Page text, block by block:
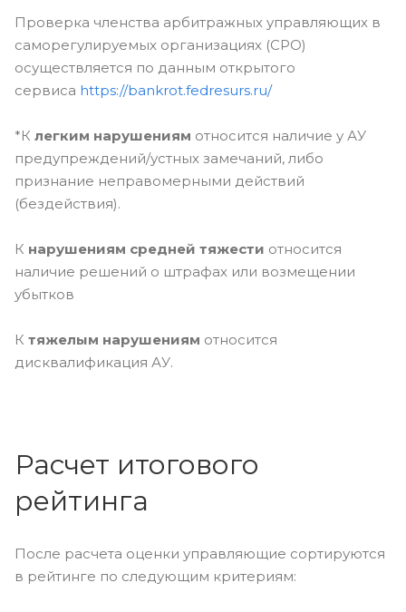
Проверка членства арбитражных управляющих в
саморегулируемых организациях (СРО)
осуществляется по данным открытого
сервиса https://bankrot.fedresurs.ru/
*К легким нарушениям относится наличие у АУ
предупреждений/устных замечаний, либо
признание неправомерными действий
(бездействия).
К нарушениям средней тяжести относится
наличие решений о штрафах или возмещении
убытков
К тяжелым нарушениям относится
дисквалификация АУ.
Расчет итогового
рейтинга
После расчета оценки управляющие сортируются
в рейтинге по следующим критериям: